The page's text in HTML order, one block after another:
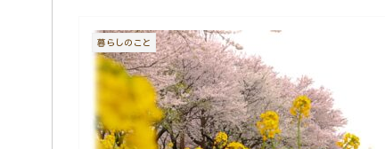
暮らしのこと